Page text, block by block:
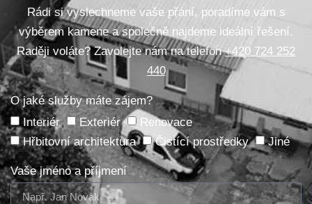
Rádi si vyslechneme vaše přání, poradíme vám s
výběrem kamene a společně najdeme ideální řešení.
Raději voláte? Zavolejte nám na telefon+420 724 252
440
O jaké služby máte zájem?
Interiér
Exteriér
Renovace
Hřbitovní architektura
Čistící prostředky Jiné
Vaše jméno a příjmení